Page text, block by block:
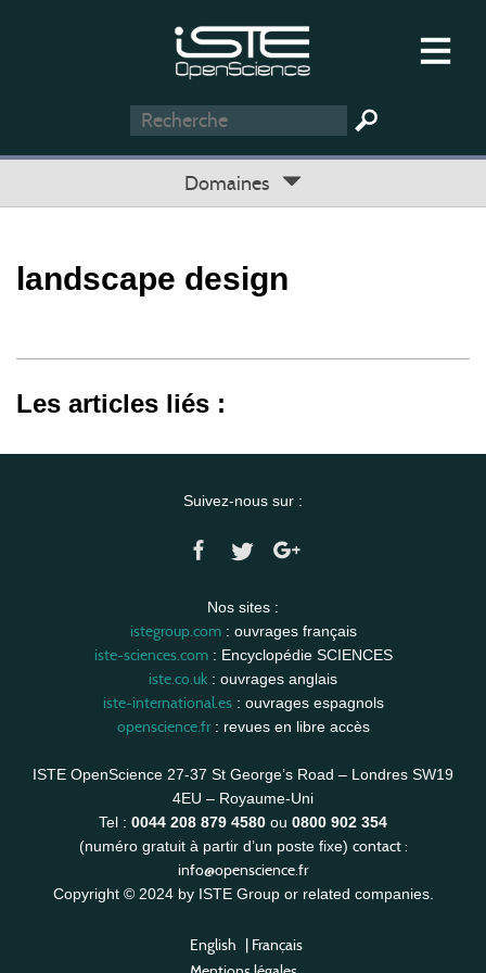
Domaines
landscape design
Les articles liés :
Suivez-nous sur :
Nos sites :
istegroup.com: ouvrages français
iste-sciences.com: Encyclopédie SCIENCES
iste.co.uk : ouvrages anglais
iste-international.es: ouvrages espagnols
openscience.fr: revues en libre accès
ISTE OpenScience 27-37 St George’s Road – Londres SW19
4EU – Royaume-Uni
Tel : 0044 208 879 4580 ou 0800 902 354
(numéro gratuit à partir d’un poste fixe) contact :
info@openscience.fr
Copyright © 2024 by ISTE Group or related companies.
English | Français